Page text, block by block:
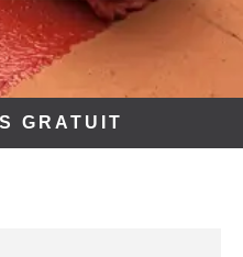
GRATUIT